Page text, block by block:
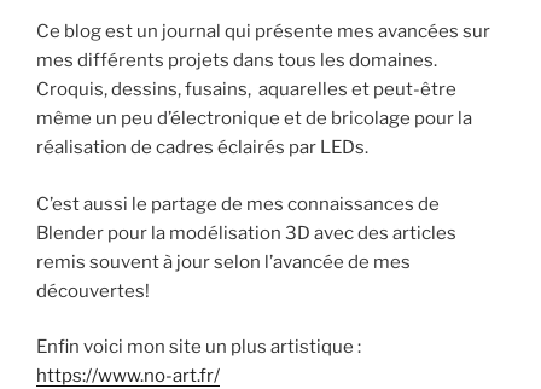
Ce blog est un journal qui présente mes avancées sur
mes différents projets dans tous les domaines.
Croquis, dessins, fusains, aquarelles et peut-être
même un peu d’électronique et de bricolage pour la
réalisation de cadres éclairés par LEDs.
C’est aussi le partage de mes connaissances de
Blender pour la modélisation 3D avec des articles
remis souvent à jour selon l’avancée de mes
découvertes!
Enfin voici mon site un plus artistique :
https://www.no-art.fr/